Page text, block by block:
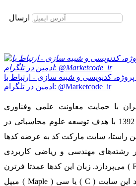
ارسال
پروژه، کدنویسی و شبیه سازی - ارتباط با
ادمین در تلگرام: @Marketcode_ir
با حمایت معاونت علمی وفناوری
ریاست جمهوری در سال 1392 با هدف توسعه علوم محاسباتی در
راستا، سایت مارکت کد به عرضه کدها
رشته‌های مهندسی و ریاضی کاربردی
می‌پردازد. زبان این کدها عمدتا فرترن ( Fortran )، متلب ( Matlab )،
میپل ( Maple ) یا سی ( C ) است. ویژگی منحصر بفرد این سایت